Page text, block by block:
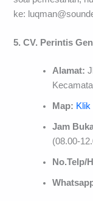
ke:
5. CV. Perintis
Alamat:
Map: Klik
Jam
(08.00-
No.Telp/